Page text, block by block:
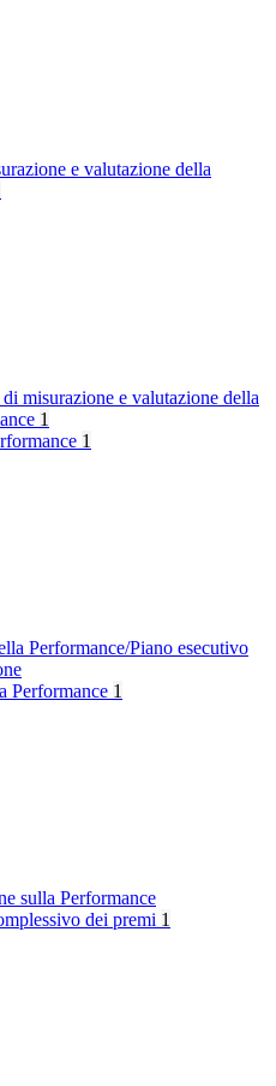
e valutazione della
di misurazione e valutazione della
1
1
Performance/Piano esecutivo
Performance 1
sulla Performance
dei premi 1